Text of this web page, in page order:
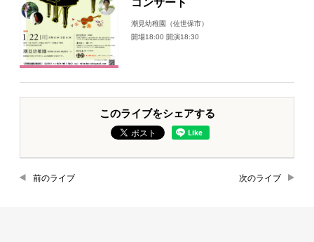
コンサート
潮見幼稚園（佐世保市）
開場18:00 開演18:30
このライブをシェアする
前のライブ 次のライブ